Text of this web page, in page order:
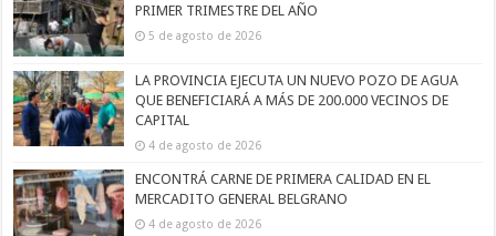
PRIMER TRIMESTRE DEL AÑO
5 de agosto de 2026
LA PROVINCIA EJECUTA UN NUEVO POZO DE AGUA
QUE BENEFICIARÁ A MÁS DE 200.000 VECINOS DE
CAPITAL
4 de agosto de 2026
ENCONTRÁ CARNE DE PRIMERA CALIDAD EN EL
MERCADITO GENERAL BELGRANO
4 de agosto de 2026